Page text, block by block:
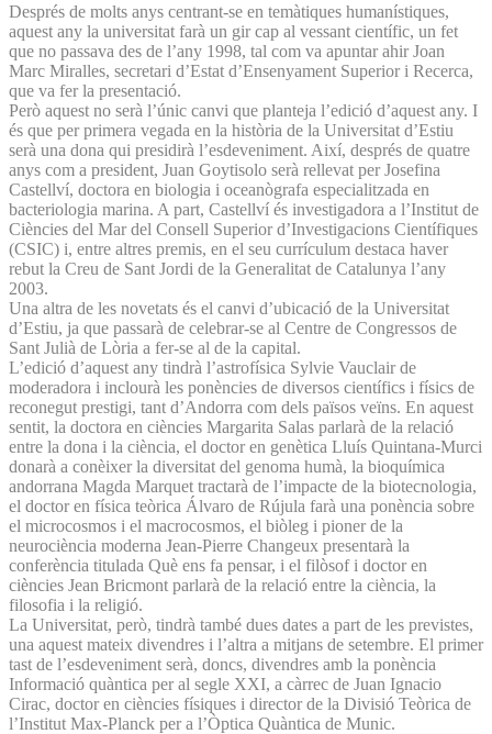
Després de molts anys centrant-se en temàtiques humanístiques,
aquest any la universitat farà un gir cap al vessant científic, un fet
que no passava des de l’any 1998, tal com va apuntar ahir Joan
Marc Miralles, secretari d’Estat d’Ensenyament Superior i Recerca,
que va fer la presentació.
Però aquest no serà l’únic canvi que planteja l’edició d’aquest any. I
és que per primera vegada en la història de la Universitat d’Estiu
serà una dona qui presidirà l’esdeveniment. Així, després de quatre
anys com a president, Juan Goytisolo serà rellevat per Josefina
Castellví, doctora en biologia i oceanògrafa especialitzada en
bacteriologia marina. A part, Castellví és investigadora a l’Institut de
Ciències del Mar del Consell Superior d’Investigacions Científiques
(CSIC) i, entre altres premis, en el seu currículum destaca haver
rebut la Creu de Sant Jordi de la Generalitat de Catalunya l’any
2003.
Una altra de les novetats és el canvi d’ubicació de la Universitat
d’Estiu, ja que passarà de celebrar-se al Centre de Congressos de
Sant Julià de Lòria a fer-se al de la capital.
L’edició d’aquest any tindrà l’astrofísica Sylvie Vauclair de
moderadora i inclourà les ponències de diversos científics i físics de
reconegut prestigi, tant d’Andorra com dels països veïns. En aquest
sentit, la doctora en ciències Margarita Salas parlarà de la relació
entre la dona i la ciència, el doctor en genètica Lluís Quintana-Murci
donarà a conèixer la diversitat del genoma humà, la bioquímica
andorrana Magda Marquet tractarà de l’impacte de la biotecnologia,
el doctor en física teòrica Álvaro de Rújula farà una ponència sobre
el microcosmos i el macrocosmos, el biòleg i pioner de la
neurociència moderna Jean-Pierre Changeux presentarà la
conferència titulada Què ens fa pensar, i el filòsof i doctor en
ciències Jean Bricmont parlarà de la relació entre la ciència, la
filosofia i la religió.
La Universitat, però, tindrà també dues dates a part de les previstes,
una aquest mateix divendres i l’altra a mitjans de setembre. El primer
tast de l’esdeveniment serà, doncs, divendres amb la ponència
Informació quàntica per al segle XXI, a càrrec de Juan Ignacio
Cirac, doctor en ciències físiques i director de la Divisió Teòrica de
l’Institut Max-Planck per a l’Òptica Quàntica de Munic.